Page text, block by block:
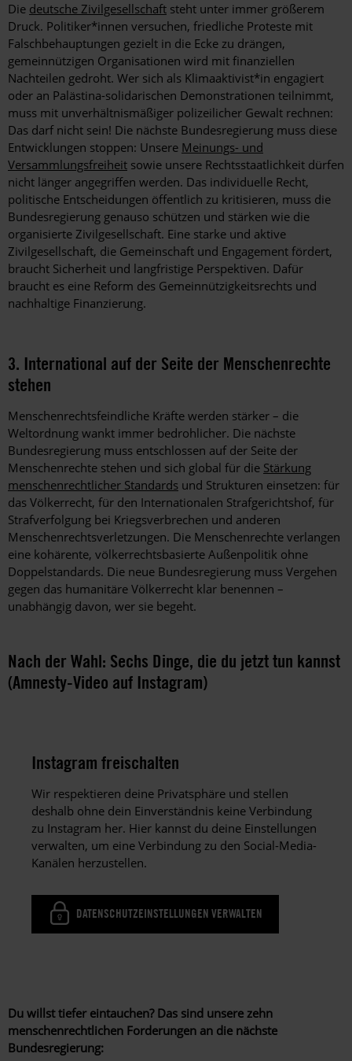
Die deutsche Zivilgesellschaft steht unter immer größerem
Druck. Politiker*innen versuchen, friedliche Proteste mit
Falschbehauptungen gezielt in die Ecke zu drängen,
gemeinnützigen Organisationen wird mit finanziellen
Nachteilen gedroht. Wer sich als Klimaaktivist*in engagiert
oder an Palästina-solidarischen Demonstrationen teilnimmt,
muss mit unverhältnismäßiger polizeilicher Gewalt rechnen:
Das darf nicht sein! Die nächste Bundesregierung muss diese
Entwicklungen stoppen: Unsere Meinungs- und
Versammlungsfreiheit sowie unsere Rechtsstaatlichkeit dürfen
nicht länger angegriffen werden. Das individuelle Recht,
politische Entscheidungen öffentlich zu kritisieren, muss die
Bundesregierung genauso schützen und stärken wie die
organisierte Zivilgesellschaft. Eine starke und aktive
Zivilgesellschaft, die Gemeinschaft und Engagement fördert,
braucht Sicherheit und langfristige Perspektiven. Dafür
braucht es eine Reform des Gemeinnützigkeitsrechts und
nachhaltige Finanzierung.
3. International auf der Seite der Menschenrechte
stehen
Menschenrechtsfeindliche Kräfte werden stärker – die
Weltordnung wankt immer bedrohlicher. Die nächste
Bundesregierung muss entschlossen auf der Seite der
Menschenrechte stehen und sich global für die Stärkung
menschenrechtlicher Standards und Strukturen einsetzen: für
das Völkerrecht, für den Internationalen Strafgerichtshof, für
Strafverfolgung bei Kriegsverbrechen und anderen
Menschenrechtsverletzungen. Die Menschenrechte verlangen
eine kohärente, völkerrechtsbasierte Außenpolitik ohne
Doppelstandards. Die neue Bundesregierung muss Vergehen
gegen das humanitäre Völkerrecht klar benennen –
unabhängig davon, wer sie begeht.
Nach der Wahl: Sechs Dinge, die du jetzt tun kannst
(Amnesty-Video auf Instagram)
Instagram freischalten
Wir respektieren deine Privatsphäre und stellen
deshalb ohne dein Einverständnis keine Verbindung
zu Instagram her. Hier kannst du deine Einstellungen
verwalten, um eine Verbindung zu den Social-Media-
Kanälen herzustellen.
DATENSCHUTZEINSTELLUNGEN VERWALTEN
Du willst tiefer eintauchen? Das sind unsere zehn
menschenrechtlichen Forderungen an die nächste
Bundesregierung: